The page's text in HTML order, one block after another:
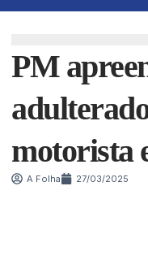
PM
motorista
A Folha 27/03/2025